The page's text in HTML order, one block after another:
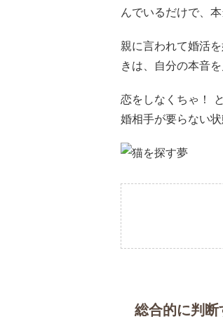
んでいるだけで、
親に言われて婚活
きは、自分の本音
恋をしなくちゃ！
婚相手が要らない状
総合的に判断